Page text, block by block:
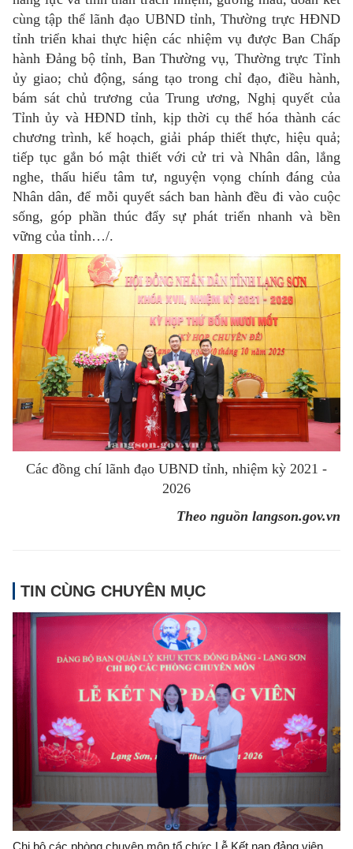
cùng tập thể lãnh đạo UBND tỉnh, Thường trực HĐND
tỉnh triển khai thực hiện các nhiệm vụ được Ban Chấp
hành Đảng bộ tỉnh, Ban Thường vụ, Thường trực Tỉnh
ủy giao; chủ động, sáng tạo trong chỉ đạo, điều hành,
bám sát chủ trương của Trung ương, Nghị quyết của
Tỉnh ủy và HĐND tỉnh, kịp thời cụ thể hóa thành các
chương trình, kế hoạch, giải pháp thiết thực, hiệu quả;
tiếp tục gắn bó mật thiết với cử tri và Nhân dân, lắng
nghe, thấu hiểu tâm tư, nguyện vọng chính đáng của
Nhân dân, để mỗi quyết sách ban hành đều đi vào cuộc
sống, góp phần thúc đẩy sự phát triển nhanh và bền
vững của tỉnh…/.
Các đồng chí lãnh đạo UBND tỉnh, nhiệm kỳ 2021 -
2026
Theo nguồn langson.gov.vn
TIN CÙNG CHUYÊN MỤC
Chi bộ các phòng chuyên môn tổ chức Lễ Kết nạp đảng viên